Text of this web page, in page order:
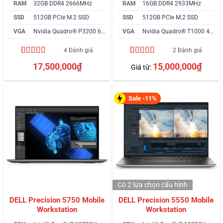
RAM
32GB DDR4 2666MHz
SSD
512GB PCIe M.2 SSD
VGA
Nvidia Quadro® P3200 6GB
4.75trên 5
dựa trên
4 Đánh giá
17,500,000₫
RAM
16GB DDR4 2933MHz
SSD
512GB PCIe M.2 SSD
VGA
Nvidia Quadro® T1000 4GB
trên 5
dựa trên
2 Đánh giá
Giá từ: 15,000,000₫
DELL Precision 5750 Mobile
Workstation
Sale -11%
DELL Precision 5550 Mobile
Workstation
Có 2 lựa chọn cấu hình